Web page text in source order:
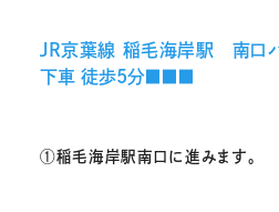
JR京葉線 稲毛海岸駅 南口
下車 徒歩5分■■■
①稲毛海岸駅南口に進みます。